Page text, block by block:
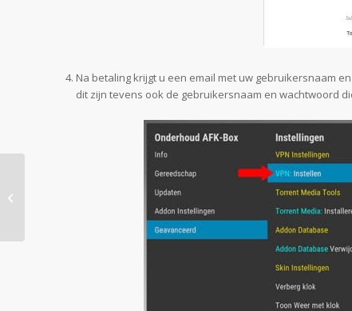
Na betaling krijgt u een email met uw gebruikersnaam
dit zijn tevens ook de gebruikersnaam en wachtwoord